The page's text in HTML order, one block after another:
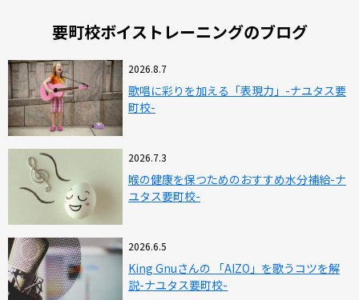
要町校ボイストレーニングのブログ
2026.8.7
歌唱に彩りを加える「表現力」-ナユタス要
町校-
2026.7.3
喉の健康を保つためのおすすめ水分補給-ナ
ユタス要町校-
2026.6.5
King Gnuさんの 「AIZO」を歌うコツを解
説-ナユタス要町校-